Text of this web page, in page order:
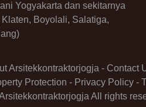
Yogyakarta dan sekitarnya
Klaten, Boyolali, Salatiga,
Arsitekkontraktorjogja - Contact
Protection - Privacy Policy-
All rights